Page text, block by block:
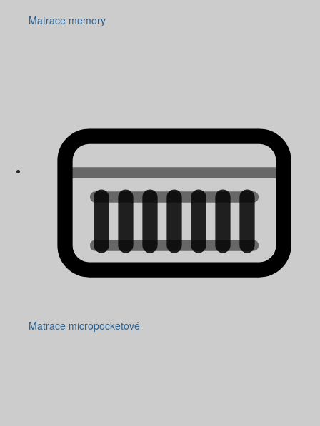
Matrace memory
Matrace micropocketové